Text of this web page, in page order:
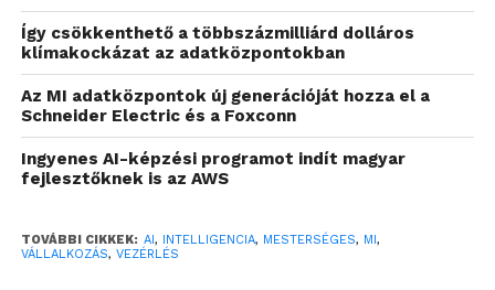
„A mesterséges
intelligencia nem
újkeletű, már az ötvenes
években publikálták az
első matematikai
azonban még nem állt
Így csökkenthető a többszázmilliárd dolláros
klímakockázat az adatközpontokban
Az MI adatközpontok új generációját hozza el a
Schneider Electric és a Foxconn
Ingyenes AI-képzési programot indít magyar
fejlesztőknek is az AWS
TOVÁBBI CIKKEK: AI, INTELLIGENCIA, MESTERSÉGES, MI,
VÁLLALKOZÁS, VEZÉRLÉS